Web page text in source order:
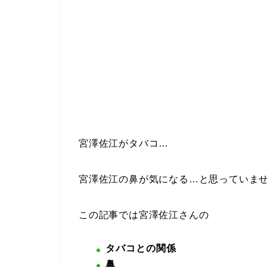
宮澤佐江がタバコ…
宮澤佐江の鼻が気になる…と思っていま
この記事では宮澤佐江さんの
タバコとの関係
鼻